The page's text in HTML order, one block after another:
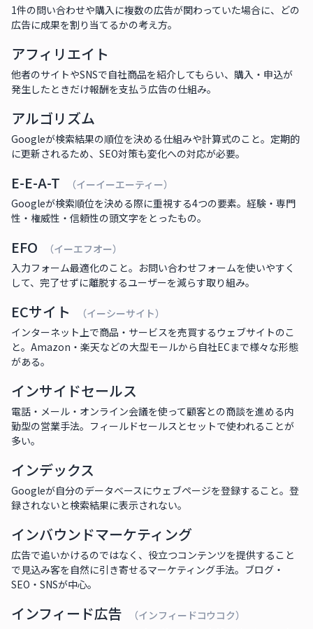
1件の問い合わせや購入に複数の広告が関わっていた場合に、どの
広告に成果を割り当てるかの考え方。
アフィリエイト
他者のサイトやSNSで自社商品を紹介してもらい、購入・申込が
発生したときだけ報酬を支払う広告の仕組み。
アルゴリズム
Googleが検索結果の順位を決める仕組みや計算式のこと。定期的
に更新されるため、SEO対策も変化への対応が必要。
E-E-A-T
（イーイーエーティー）
Googleが検索順位を決める際に重視する4つの要素。経験・専門
性・権威性・信頼性の頭文字をとったもの。
EFO
（イーエフオー）
入力フォーム最適化のこと。お問い合わせフォームを使いやすく
して、完了せずに離脱するユーザーを減らす取り組み。
ECサイト
（イーシーサイト）
インターネット上で商品・サービスを売買するウェブサイトのこ
と。Amazon・楽天などの大型モールから自社ECまで様々な形態
がある。
インサイドセールス
電話・メール・オンライン会議を使って顧客との商談を進める内
勤型の営業手法。フィールドセールスとセットで使われることが
多い。
インデックス
Googleが自分のデータベースにウェブページを登録すること。登
録されないと検索結果に表示されない。
インバウンドマーケティング
広告で追いかけるのではなく、役立つコンテンツを提供すること
で見込み客を自然に引き寄せるマーケティング手法。ブログ・
SEO・SNSが中心。
インフィード広告
（インフィードコウコク）